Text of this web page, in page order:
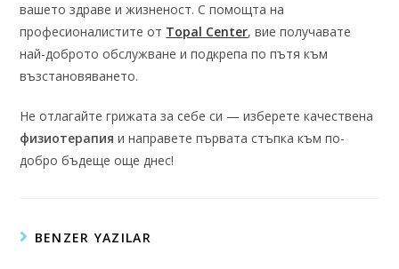
вашето здраве и жизненост. С помощта на
професионалистите от Topal Center, вие получавате
най-доброто обслужване и подкрепа по пътя към
възстановяването.
Не отлагайте грижата за себе си — изберете качествена
физиотерапия и направете първата стъпка към по-
добро бъдеще още днес!
BENZER YAZILAR